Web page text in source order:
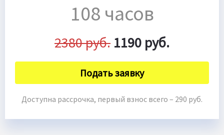
108 часов
2380 руб. 1190 руб.
Подать заявку
Доступна рассрочка, первый взнос всего – 290 руб.